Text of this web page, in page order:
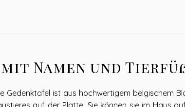
Namen und
Gedenktafel ist aus hochwertigem belgischem
auf der Platte. Sie können sie im Haus